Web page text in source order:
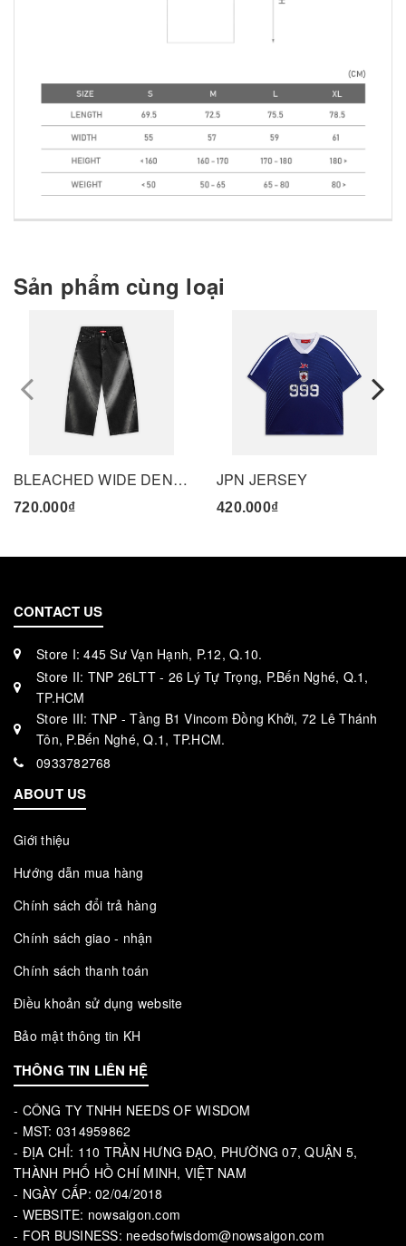
Sản phẩm cùng loại
BLEACHED WIDE DENIM PANTS - BLACK
720.000₫
JPN JERSEY
420.000₫
prev
CONTACT US
Store I: 445 Sư Vạn Hạnh, P.12, Q.10.
Store II: TNP 26LTT - 26 Lý Tự Trọng, P.Bến Nghé, Q.1,
TP.HCM
Store III: TNP - Tầng B1 Vincom Đồng Khởi, 72 Lê Thánh
Tôn, P.Bến Nghé, Q.1, TP.HCM.
0933782768
ABOUT US
Giới thiệu
Hướng dẫn mua hàng
Chính sách đổi trả hàng
Chính sách giao - nhận
Chính sách thanh toán
Điều khoản sử dụng website
Bảo mật thông tin KH
THÔNG TIN LIÊN HỆ
- CÔNG TY TNHH NEEDS OF WISDOM
- MST: 0314959862
- ĐỊA CHỈ: 110 TRẦN HƯNG ĐẠO, PHƯỜNG 07, QUẬN 5,
THÀNH PHỐ HỒ CHÍ MINH, VIỆT NAM
- NGÀY CẤP: 02/04/2018
- WEBSITE: nowsaigon.com
- FOR BUSINESS: needsofwisdom@nowsaigon.com